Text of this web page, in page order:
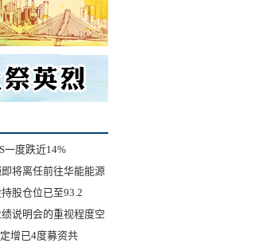
一度跌近14%
将离任前往华能能源
股仓位已至93.2
说明会的重视程度空
增已4度募资共